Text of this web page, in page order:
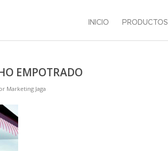
INICIO PRODUCTOS
EMPOTRADO
Marketing Jaga